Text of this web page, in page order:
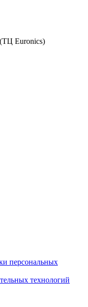
Euronics)
персональных
технологий